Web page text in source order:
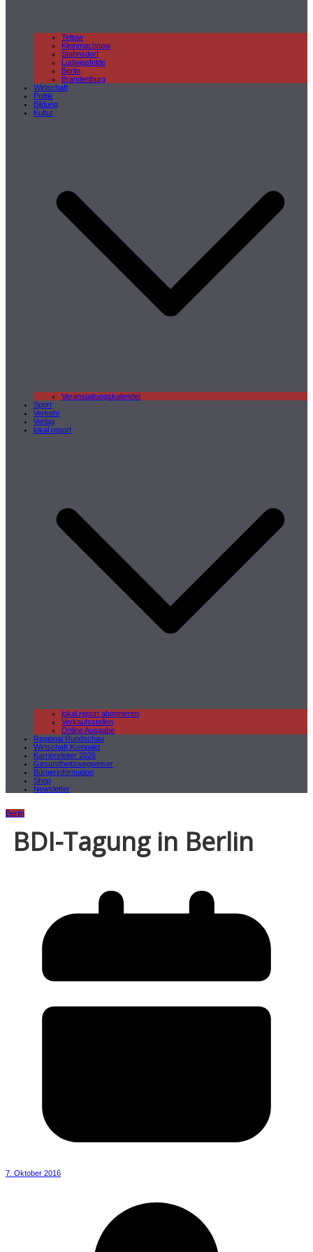
Teltow
Kleinmachnow
Stahnsdorf
Ludwigsfelde
Berlin
Brandenburg
Wirtschaft
Politik
Bildung
Kultur
Veranstaltungskalender
Sport
Verkehr
Verlag
lokal.report
lokal.report abonnieren
Verkaufsstellen
Online Ausgabe
Regional Rundschau
Wirtschaft.Kompakt
Karriereleiter 2026
Gesundheitswegweiser
Bürgerinformation
Shop
Newsletter
Berlin
BDI-Tagung in Berlin
7. Oktober 2016